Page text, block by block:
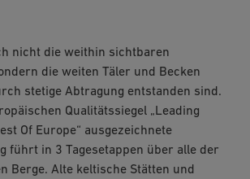
nicht die weithin sichtbaren
die weiten Täler und Becken
stetige Abtragung entstanden sind.
Qualitätssiegel „Leading
Of Europe“ ausgezeichnete
führt in 3 Tagesetappen über alle der
Berge. Alte keltische Stätten und